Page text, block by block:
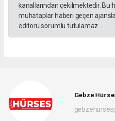
kanallarından çekilmektedir. Bu
muhataplar haberi geçen
editörü sorumlu tutulamaz...
Gebze